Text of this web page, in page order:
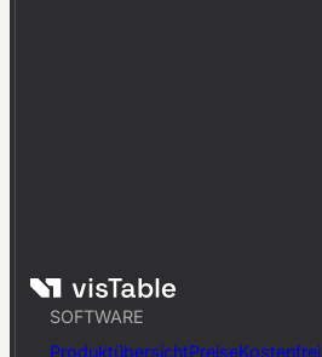
SOFTWARE
ProduktübersichtPreiseKostenfrei